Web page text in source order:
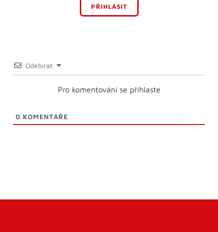
PŘIHLÁSIT
Odebírat
Pro komentování se přihlaste
0 KOMENTÁŘE